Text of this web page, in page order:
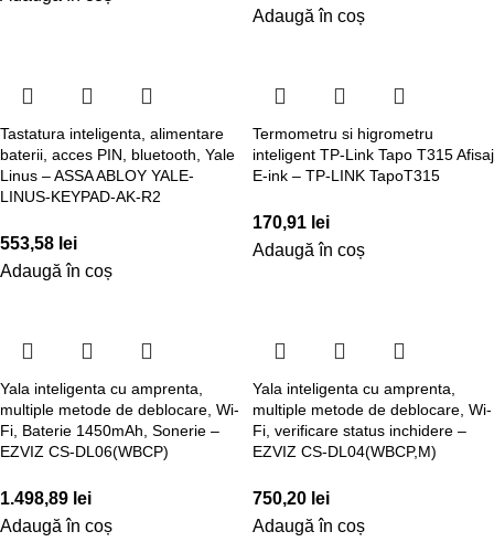
Adaugă în coș
Tastatura inteligenta, alimentare
baterii, acces PIN, bluetooth, Yale
Linus – ASSA ABLOY YALE-
LINUS-KEYPAD-AK-R2
553,58 lei
Adaugă în coș
Termometru si higrometru
inteligent TP-Link Tapo T315 Afisaj
E-ink – TP-LINK TapoT315
170,91 lei
Adaugă în coș
Yala inteligenta cu amprenta,
multiple metode de deblocare, Wi-
Fi, Baterie 1450mAh, Sonerie –
EZVIZ CS-DL06(WBCP)
1.498,89 lei
Adaugă în coș
Yala inteligenta cu amprenta,
multiple metode de deblocare, Wi-
Fi, verificare status inchidere –
EZVIZ CS-DL04(WBCP,M)
750,20 lei
Adaugă în coș